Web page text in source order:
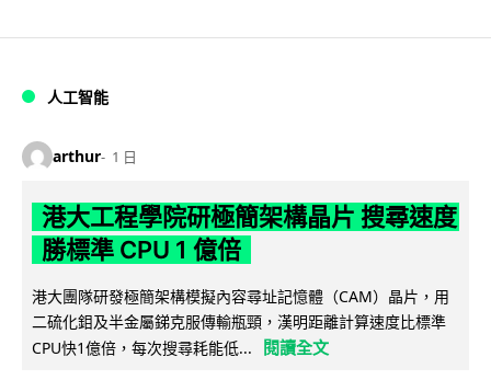
人工智能
arthur 1 日
港大工程學院研極簡架構晶片 搜尋速度
勝標準 CPU 1 億倍
港大團隊研發極簡架構模擬內容尋址記憶體（CAM）晶片，用
二硫化鉬及半金屬銻克服傳輸瓶頸，漢明距離計算速度比標準
CPU快1億倍，每次搜尋耗能低...
閱讀全文